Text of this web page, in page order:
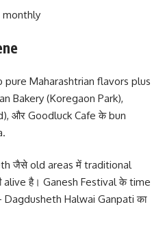
monthly
Maharashtrian flavors plus
Bakery (Koregaon Park),
और Goodluck Cafe के bun
जैसे old areas में traditional
alive है। Ganesh Festival के time
Dagdusheth Halwai Ganpati का